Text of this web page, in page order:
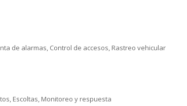
de alarmas, Control de accesos, Rastreo vehicular
Escoltas, Monitoreo y respuesta